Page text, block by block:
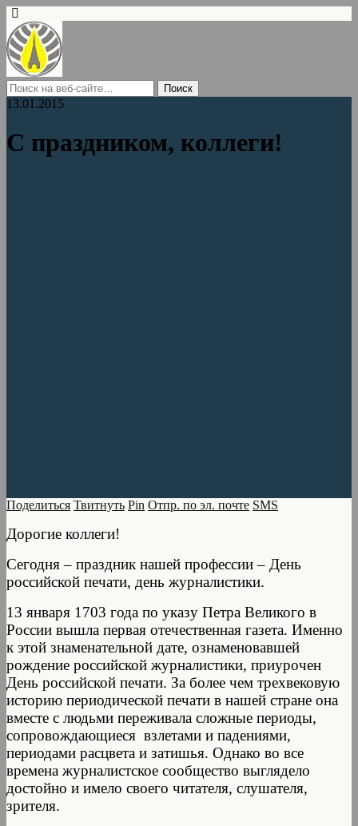
13.01.2015
С праздником, коллеги!
Поделиться Твитнуть Pin Отпр. по эл. почте SMS
Дорогие коллеги!
Сегодня – праздник нашей профессии – День
российской печати, день журналистики.
13 января 1703 года по указу Петра Великого в
России вышла первая отечественная газета. Именно
к этой знаменательной дате, ознаменовавшей
рождение российской журналистики, приурочен
День российской печати. За более чем трехвековую
историю периодической печати в нашей стране она
вместе с людьми переживала сложные периоды,
сопровождающиеся взлетами и падениями,
периодами расцвета и затишья. Однако во все
времена журналистское сообщество выглядело
достойно и имело своего читателя, слушателя,
зрителя.